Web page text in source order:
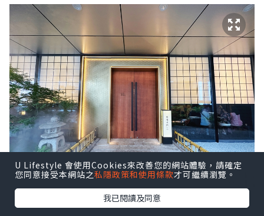
U Lifestyle 會使用Cookies來改善您的網站體驗，請確定
您同意接受本網站之私隱政策和使用條款才可繼續瀏覽。
我已閱讀及同意